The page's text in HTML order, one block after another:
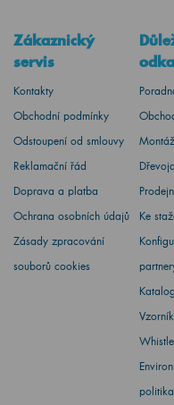
Zákaznický
servis
Kontakty
Obchodní podmínky
Odstoupení od smlouvy
Reklamační řád
Doprava a platba
Ochrana osobních údajů
Zásady zpracování
souborů cookies
Ke
politika